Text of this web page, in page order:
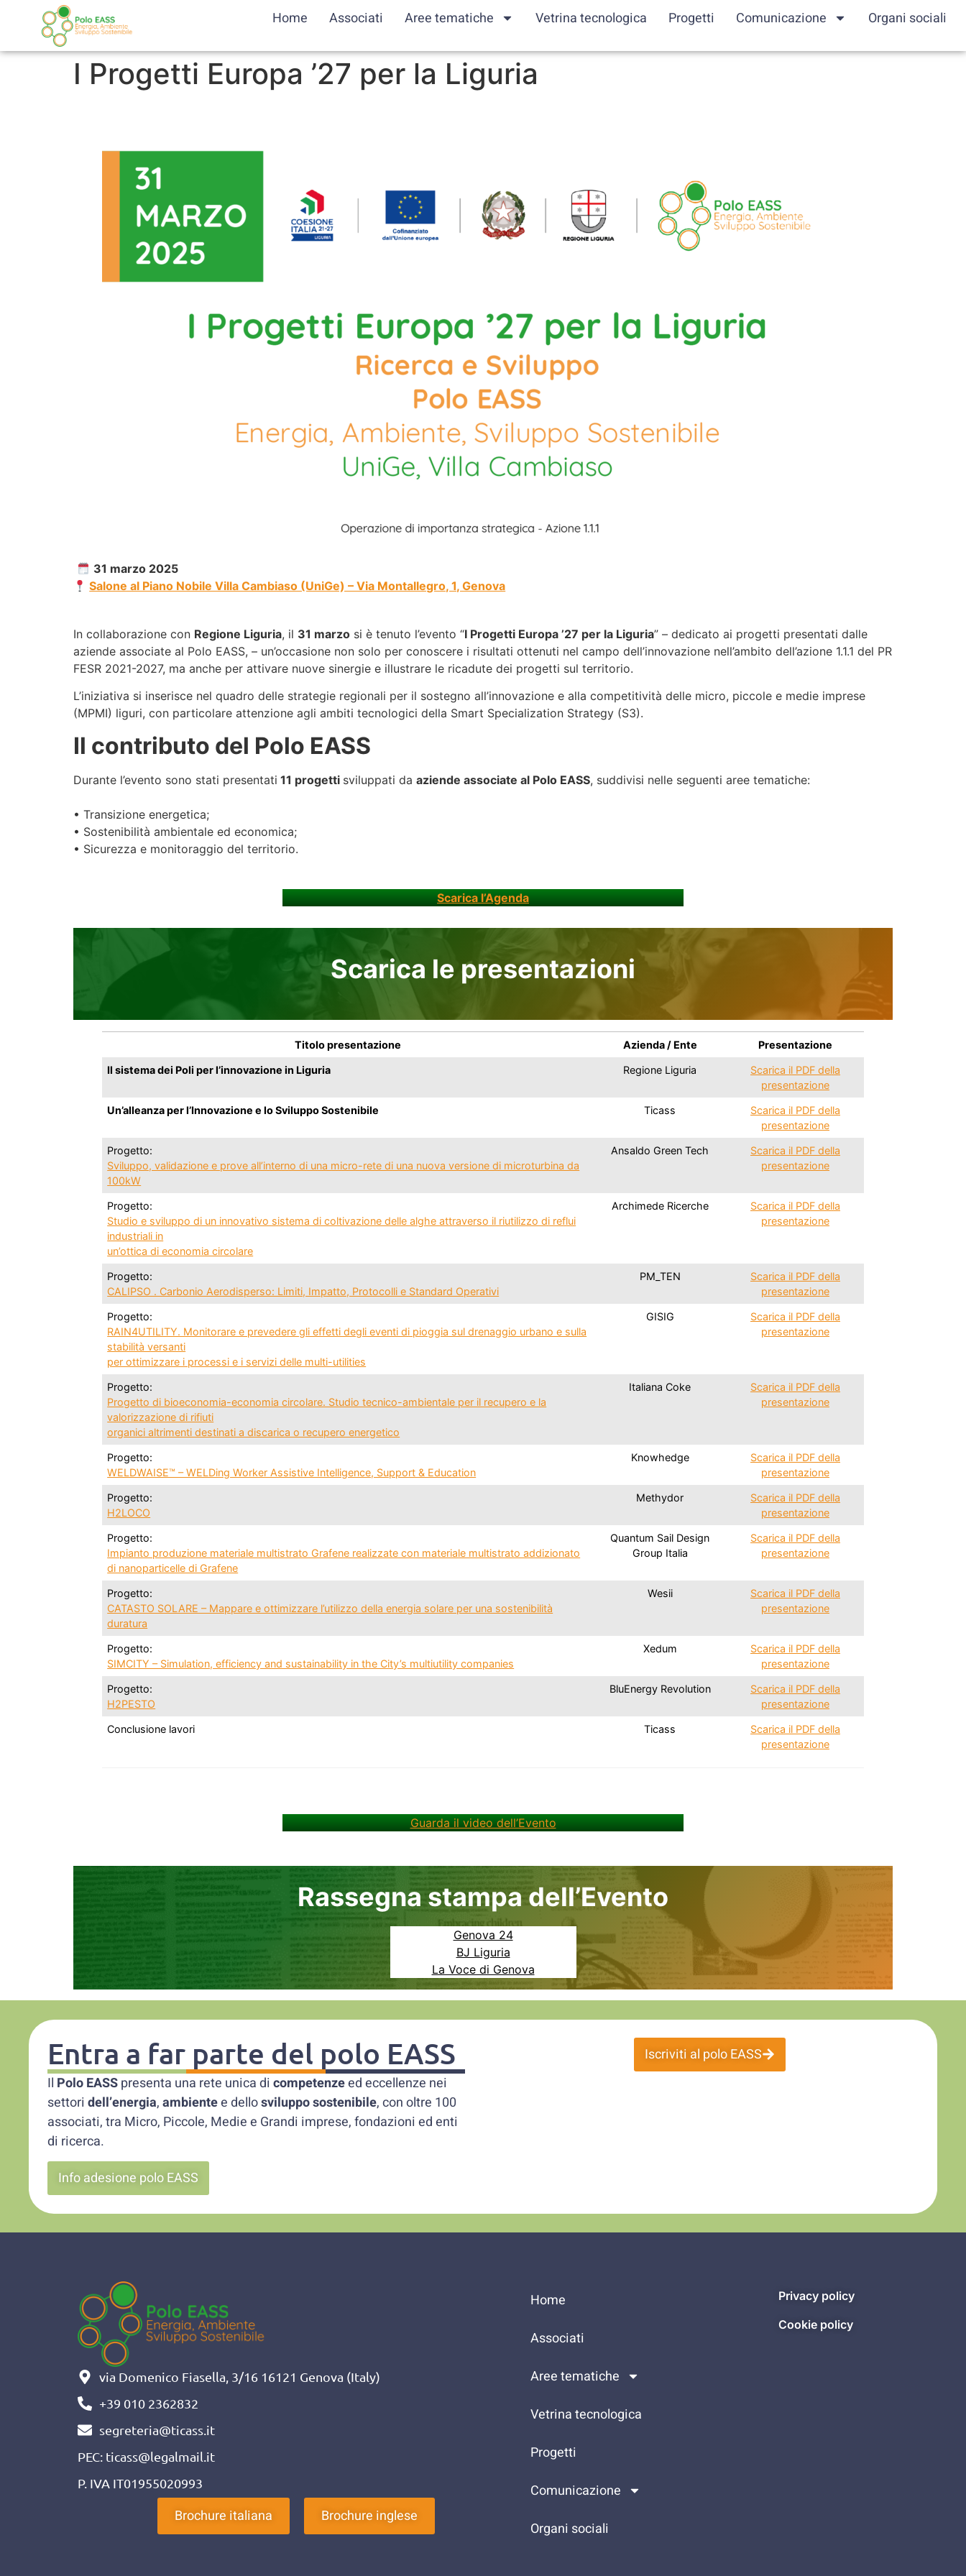
Home Associati Aree tematiche Vetrina tecnologica Progetti Comunicazione Organi sociali
I Progetti Europa ’27 per la Liguria
31 marzo 2025
Salone al Piano Nobile Villa Cambiaso (UniGe) – Via Montallegro, 1, Genova
In collaborazione con Regione Liguria, il 31 marzo si è tenuto l’evento “I Progetti Europa ’27 per la Liguria” – dedicato ai progetti presentati dalle
aziende associate al Polo EASS, – un’occasione non solo per conoscere i risultati ottenuti nel campo dell’innovazione nell’ambito dell’azione 1.1.1 del PR
FESR 2021-2027, ma anche per attivare nuove sinergie e illustrare le ricadute dei progetti sul territorio.
L’iniziativa si inserisce nel quadro delle strategie regionali per il sostegno all’innovazione e alla competitività delle micro, piccole e medie imprese
(MPMI) liguri, con particolare attenzione agli ambiti tecnologici della Smart Specialization Strategy (S3).
Il contributo del Polo EASS
Durante l’evento sono stati presentati 11 progetti sviluppati da aziende associate al Polo EASS, suddivisi nelle seguenti aree tematiche:
• Transizione energetica;
• Sostenibilità ambientale ed economica;
• Sicurezza e monitoraggio del territorio.
Scarica l’Agenda
Scarica le presentazioni
Titolo presentazione Azienda / Ente Presentazione
Il sistema dei Poli per l’innovazione in Liguria Regione Liguria
Scarica il PDF della
presentazione
Un’alleanza per l’Innovazione e lo Sviluppo Sostenibile Ticass
Scarica il PDF della
presentazione
Progetto:
Sviluppo, validazione e prove all’interno di una micro-rete di una nuova versione di microturbina da
100kW
Ansaldo Green Tech
Scarica il PDF della
presentazione
Progetto:
Studio e sviluppo di un innovativo sistema di coltivazione delle alghe attraverso il riutilizzo di reflui
industriali in
un’ottica di economia circolare
Archimede Ricerche
Scarica il PDF della
presentazione
Progetto:
CALIPSO . Carbonio Aerodisperso: Limiti, Impatto, Protocolli e Standard Operativi
PM_TEN
Scarica il PDF della
presentazione
Progetto:
RAIN4UTILITY. Monitorare e prevedere gli effetti degli eventi di pioggia sul drenaggio urbano e sulla
stabilità versanti
per ottimizzare i processi e i servizi delle multi-utilities
GISIG
Scarica il PDF della
presentazione
Progetto:
Progetto di bioeconomia-economia circolare. Studio tecnico-ambientale per il recupero e la
valorizzazione di rifiuti
organici altrimenti destinati a discarica o recupero energetico
Italiana Coke
Scarica il PDF della
presentazione
Progetto:
WELDWAISE™ – WELDing Worker Assistive Intelligence, Support & Education
Knowhedge
Scarica il PDF della
presentazione
Progetto:
H2LOCO
Methydor
Scarica il PDF della
presentazione
Progetto:
Impianto produzione materiale multistrato Grafene realizzate con materiale multistrato addizionato
di nanoparticelle di Grafene
Quantum Sail Design
Group Italia
Scarica il PDF della
presentazione
Progetto:
CATASTO SOLARE – Mappare e ottimizzare l’utilizzo della energia solare per una sostenibilità
duratura
Wesii
Scarica il PDF della
presentazione
Progetto:
SIMCITY – Simulation, efficiency and sustainability in the City’s multiutility companies
Xedum
Scarica il PDF della
presentazione
Progetto:
H2PESTO
BluEnergy Revolution
Scarica il PDF della
presentazione
Conclusione lavori Ticass
Scarica il PDF della
presentazione
Guarda il video dell’Evento
Rassegna stampa dell’Evento
Genova 24
BJ Liguria
La Voce di Genova
Entra a far parte del polo EASS
Il Polo EASSpresenta una rete unica di competenzeed eccellenze nei
settori dell’energia,ambientee dellosviluppo sostenibile, con oltre 100
associati, tra Micro, Piccole, Medie e Grandi imprese, fondazioni ed enti
di ricerca.
Info adesione polo EASS
Iscriviti al polo EASS
via Domenico Fiasella, 3/16 16121 Genova (Italy)
+39 010 2362832
segreteria@ticass.it
PEC: ticass@legalmail.it
P. IVA IT01955020993
Brochure italiana Brochure inglese
Home
Associati
Aree tematiche
Vetrina tecnologica
Progetti
Comunicazione
Organi sociali
Privacy policy
Cookie policy